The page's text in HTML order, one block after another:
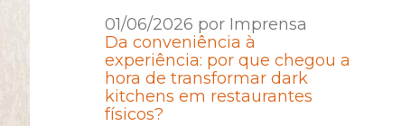
01/06/2026 por Imprensa
Da conveniência à
experiência: por que chegou a
hora de transformar dark
kitchens em restaurantes
físicos?